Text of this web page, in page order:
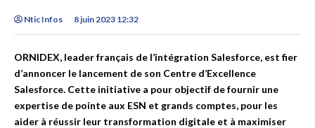
Ntic Infos 8 juin 2023 12:32
ORNIDEX, leader français de l’intégration Salesforce, est fier
d’annoncer le lancement de son Centre d’Excellence
Salesforce. Cette initiative a pour objectif de fournir une
expertise de pointe aux ESN et grands comptes, pour les
aider à réussir leur transformation digitale et à maximiser